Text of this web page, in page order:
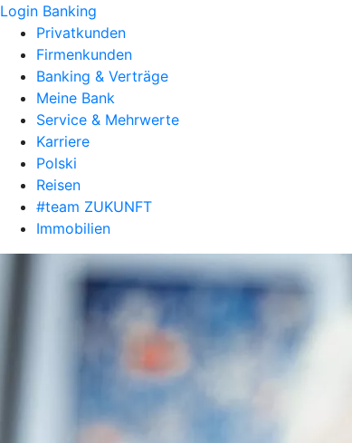
Login Banking
Privatkunden
Firmenkunden
Banking & Verträge
Meine Bank
Service & Mehrwerte
Karriere
Polski
Reisen
#team ZUKUNFT
Immobilien